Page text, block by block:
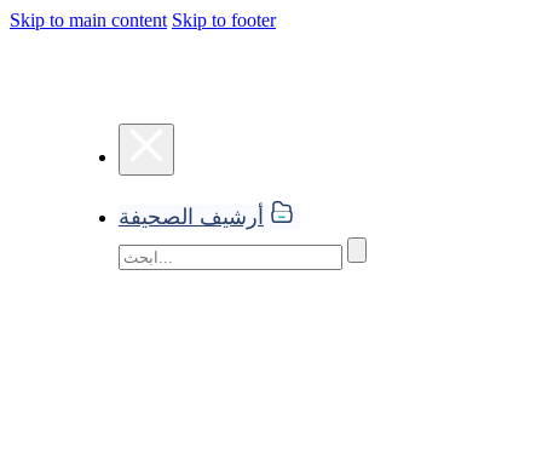
Skip to main content Skip to footer
أرشيف الصحيفة